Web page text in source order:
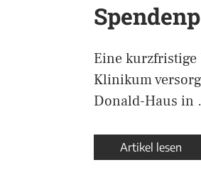
Eine
Klinikum
Donald-Haus in
Artikel lesen